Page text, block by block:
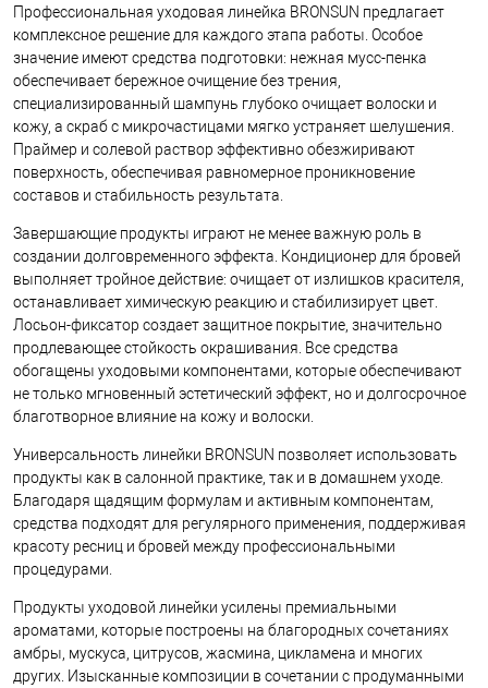
Профессиональная уходовая линейка BRONSUN предлагает
комплексное решение для каждого этапа работы. Особое
значение имеют средства подготовки: нежная мусс-пенка
обеспечивает бережное очищение без трения,
специализированный шампунь глубоко очищает волоски и
кожу, а скраб с микрочастицами мягко устраняет шелушения.
Праймер и солевой раствор эффективно обезжиривают
поверхность, обеспечивая равномерное проникновение
составов и стабильность результата.
Завершающие продукты играют не менее важную роль в
создании долговременного эффекта. Кондиционер для бровей
выполняет тройное действие: очищает от излишков красителя,
останавливает химическую реакцию и стабилизирует цвет.
Лосьон-фиксатор создает защитное покрытие, значительно
продлевающее стойкость окрашивания. Все средства
обогащены уходовыми компонентами, которые обеспечивают
не только мгновенный эстетический эффект, но и долгосрочное
благотворное влияние на кожу и волоски.
Универсальность линейки BRONSUN позволяет использовать
продукты как в салонной практике, так и в домашнем уходе.
Благодаря щадящим формулам и активным компонентам,
средства подходят для регулярного применения, поддерживая
красоту ресниц и бровей между профессиональными
процедурами.
Продукты уходовой линейки усилены премиальными
ароматами, которые построены на благородных сочетаниях
амбры, мускуса, цитрусов, жасмина, цикламена и многих
других. Изысканные композиции в сочетании с продуманными